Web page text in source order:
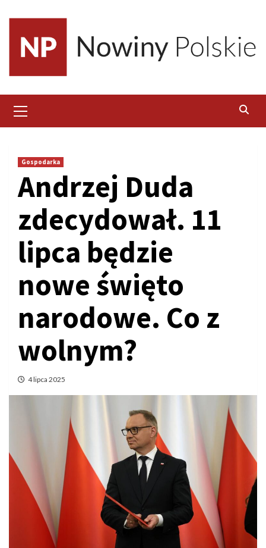
content
Menu
Gospodarka
Andrzej Duda
zdecydował. 11
lipca będzie
nowe święto
narodowe. Co z
wolnym?
4 lipca 2025